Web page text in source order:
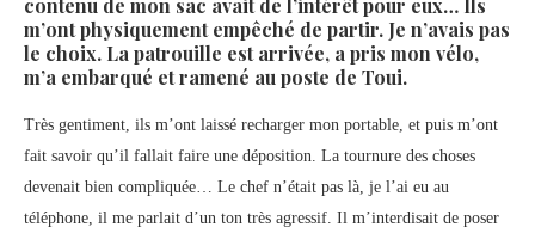
contenu de mon sac avait de l’intérêt pour eux… Ils
m’ont physiquement empêché de partir. Je n’avais pas
le choix. La patrouille est arrivée, a pris mon vélo,
m’a embarqué et ramené au poste de Toui.
Très gentiment, ils m’ont laissé recharger mon portable, et puis m’ont
fait savoir qu’il fallait faire une déposition. La tournure des choses
devenait bien compliquée… Le chef n’était pas là, je l’ai eu au
téléphone, il me parlait d’un ton très agressif. Il m’interdisait de poser